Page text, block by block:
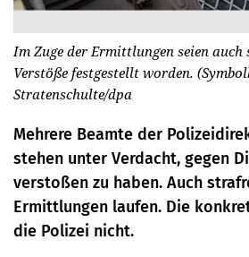
Im Zuge der Ermittlungen seien
Verstöße festgestellt worden.
Stratenschulte/dpa
Mehrere Beamte der
stehen unter Verdacht, gegen
verstoßen zu haben. Auch
Ermittlungen laufen. Die
die Polizei nicht.